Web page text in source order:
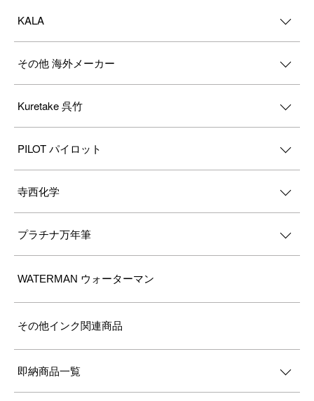
KALA
その他 海外メーカー
Kuretake 呉竹
PILOT パイロット
寺西化学
プラチナ万年筆
WATERMAN ウォーターマン
その他インク関連商品
即納商品一覧